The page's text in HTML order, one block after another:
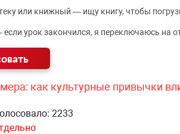
или книжный — ищу книгу, чтобы
урок закончился, я переключаюсь на
как культурные привычки
2233